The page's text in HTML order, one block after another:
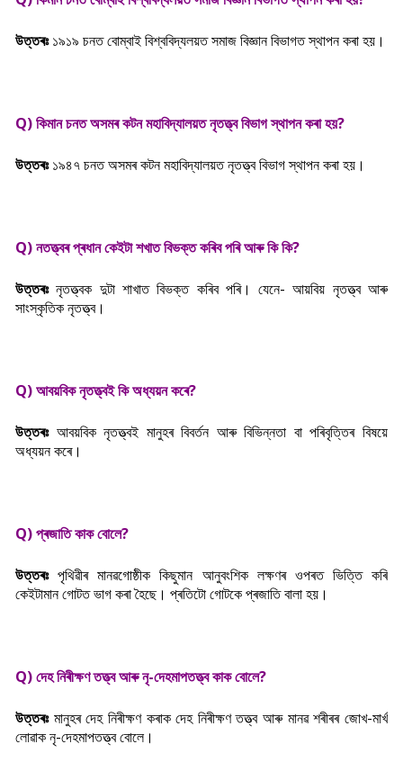
উত্তৰঃ১৯১৯ চনত বোম্বাই বিশ্ববিদ্যলয়ত সমাজ বিজ্ঞান বিভাগত স্থাপন কৰা হয়।
Q) কিমান চনত অসমৰ কটন মহাবিদ্যালয়ত নৃতত্ত্ব বিভাগ স্থাপন কৰা হয়?
উত্তৰঃ১৯৪৭ চনতঅসমৰ কটন মহাবিদ্যালয়ত নৃতত্ত্ব বিভাগ স্থাপন কৰা হয়।
Q) নতত্ত্বৰ প্ৰধান কেইটা শখাত বিভক্ত কৰিব পৰি আৰু কি কি?
উত্তৰঃনৃতত্ত্বক দুটা শাখাত বিভক্ত কৰিব পৰি। যেনে- আয়বিয় নৃতত্ত্ব আৰু
সাংস্কৃতিক নৃতত্ত্ব।
Q) আবয়বিক নৃতত্ত্বই কি অধ্যয়ন কৰে?
উত্তৰঃ আবয়বিক নৃতত্ত্বই মানুহৰ বিবৰ্তন আৰু বিভিন্নতা বা পৰিবৃত্তিৰ বিষয়ে
অধ্যয়ন কৰে।
Q) প্ৰজাতি কাক বোলে?
উত্তৰঃপৃথিৱীৰ মানৱগোষ্ঠীক কিছুমান আনুবংশিক লক্ষণৰ ওপৰত ভিত্তি কৰি
কেইটামান গোটত ভাগ কৰা হৈছে। প্ৰতিটো গোটকে প্ৰজাতি বালা হয়।
Q) দেহ নিৰীক্ষণ তত্ত্ব আৰু নৃ-দেহমাপতত্ত্ব কাক বোলে?
উত্তৰঃ মানুহৰ দেহ নিৰীক্ষণ কৰাক দেহ নিৰীক্ষণ তত্ত্ব আৰু মানৱ শৰীৰৰ জোখ-মাৰ্খ
লোৱাক নৃ-দেহমাপতত্ত্ব বোলে।